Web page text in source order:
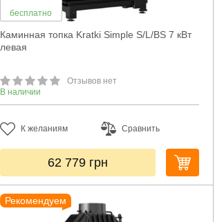
бесплатно
Каминная топка Kratki Simple S/L/BS 7 кВт
левая
Отзывов нет
В наличии
К желаниям Сравнить
62 779 грн
Рекомендуем